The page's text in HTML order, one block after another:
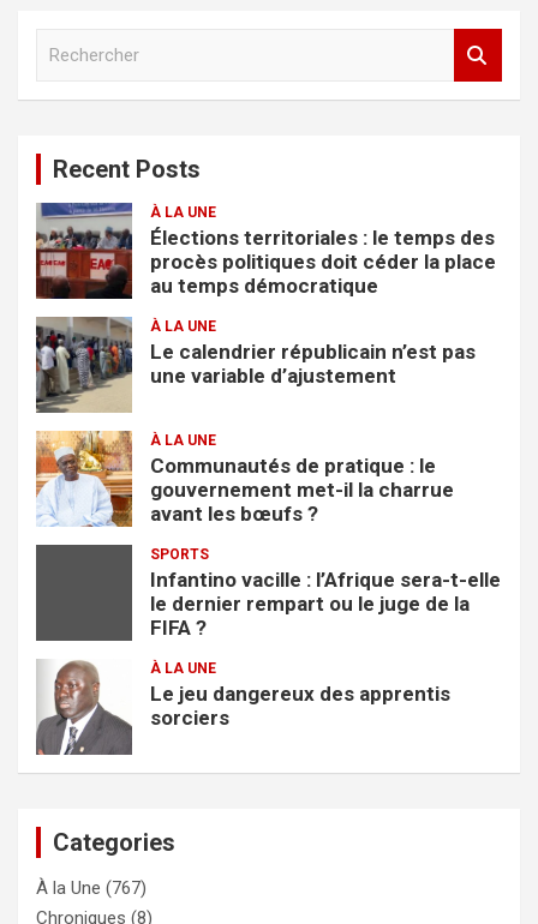
c
h
e
r
Recent Posts
À LA UNE
Élections territoriales : le temps des
procès politiques doit céder la place
au temps démocratique
À LA UNE
Le calendrier républicain n’est pas
une variable d’ajustement
À LA UNE
Communautés de pratique : le
gouvernement met-il la charrue
avant les bœufs ?
SPORTS
Infantino vacille : l’Afrique sera-t-elle
le dernier rempart ou le juge de la
FIFA ?
À LA UNE
Le jeu dangereux des apprentis
sorciers
Categories
À la Une (767)
Chroniques (8)